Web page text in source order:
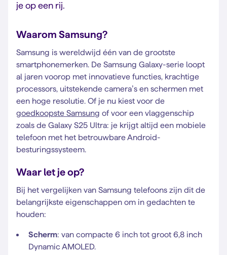
je op een rij.
Waarom Samsung?
Samsung is wereldwijd één van de grootste
smartphonemerken. De Samsung Galaxy-serie loopt
al jaren voorop met innovatieve functies, krachtige
processors, uitstekende camera’s en schermen met
een hoge resolutie. Of je nu kiest voor de
goedkoopste Samsung of voor een vlaggenschip
zoals de Galaxy S25 Ultra: je krijgt altijd een mobiele
telefoon met het betrouwbare Android-
besturingssysteem.
Waar let je op?
Bij het vergelijken van Samsung telefoons zijn dit de
belangrijkste eigenschappen om in gedachten te
houden:
Scherm: van compacte 6 inch tot groot 6,8 inch
Dynamic AMOLED.